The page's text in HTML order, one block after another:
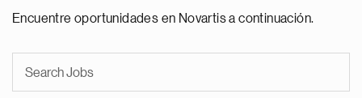
Encuentre oportunidades en Novartis a continuación.